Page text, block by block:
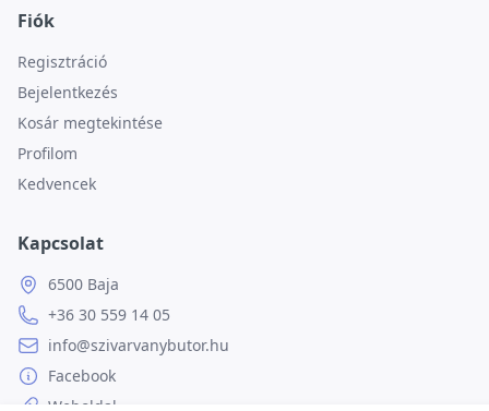
Fiók
Regisztráció
Bejelentkezés
Kosár megtekintése
Profilom
Kedvencek
Kapcsolat
6500 Baja
+36 30 559 14 05
info@szivarvanybutor.hu
Facebook
Weboldal